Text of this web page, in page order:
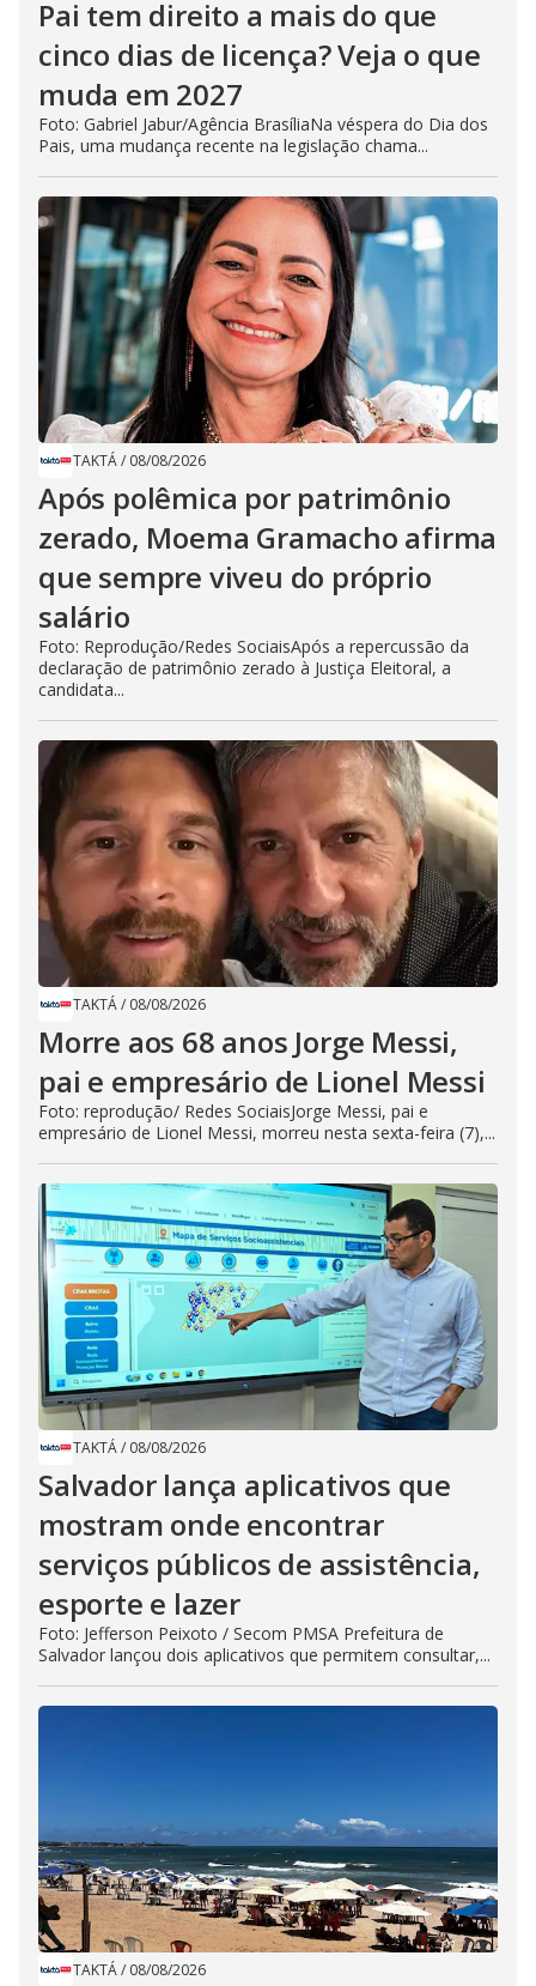
Pai tem direito a mais do que
cinco dias de licença? Veja o que
muda em 2027
Foto: Gabriel Jabur/Agência BrasíliaNa véspera do Dia dos
Pais, uma mudança recente na legislação chama...
TAKTÁ/ 08/08/2026
Após polêmica por patrimônio
zerado, Moema Gramacho afirma
que sempre viveu do próprio
salário
Foto: Reprodução/Redes SociaisApós a repercussão da
declaração de patrimônio zerado à Justiça Eleitoral, a
candidata...
TAKTÁ/ 08/08/2026
Morre aos 68 anos Jorge Messi,
pai e empresário de Lionel Messi
Foto: reprodução/ Redes SociaisJorge Messi, pai e
empresário de Lionel Messi, morreu nesta sexta-feira (7),...
TAKTÁ/ 08/08/2026
Salvador lança aplicativos que
mostram onde encontrar
serviços públicos de assistência,
esporte e lazer
Foto: Jefferson Peixoto / Secom PMSA Prefeitura de
Salvador lançou dois aplicativos que permitem consultar,...
TAKTÁ/ 08/08/2026